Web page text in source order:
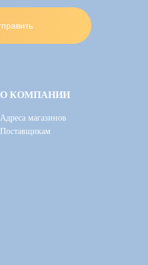
О КОМПАНИИ
Адреса магазинов
Поставщикам